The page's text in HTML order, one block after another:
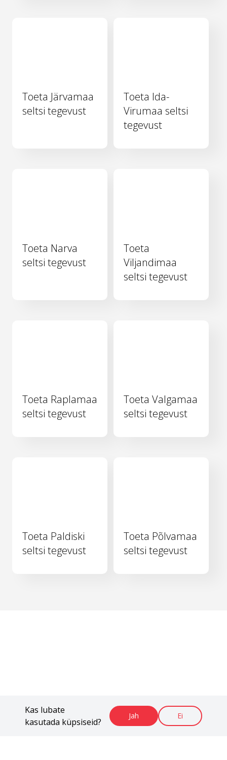
Kas lubate
kasutada küpsiseid?
Jah Ei
Toeta Järvamaa
seltsi tegevust
Toeta Ida-
Virumaa seltsi
tegevust
Toeta Narva
seltsi tegevust
Toeta
Viljandimaa
seltsi tegevust
Toeta Raplamaa
seltsi tegevust
Toeta Valgamaa
seltsi tegevust
Toeta Paldiski
seltsi tegevust
Toeta Põlvamaa
seltsi tegevust